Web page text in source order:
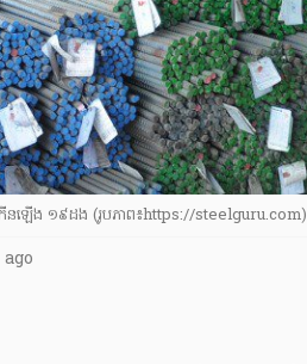
ើនឡើង ១៩ដង (រូបភាព៖https://steelguru.com)